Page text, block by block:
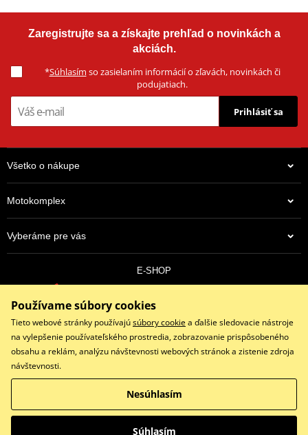
Zaregistrujte sa a získajte prehľad o novinkách a
akciách.
*Súhlasím so zasielaním informácií o zľavách, novinkách či
podujatiach.
Prihlásiť sa
Všetko o nákupe
Motokomplex
Vyberáme pre vás
E-SHOP
objednavky@eshopmotokomplex.sk
Po - Pia: 8:30-17:00 | Nedeľa: ZATVORENÉ
Facebook
Copyright © 2026 www.eshopmotokomplex.sk
Všetky práva vyhradené
Používame súbory cookies
Tieto webové stránky používajúsúbory cookiea ďalšie sledovacie nástroje
na vylepšenie používateľského prostredia, zobrazovanie prispôsobeného
obsahu a reklám, analýzu návštevnosti webových stránok a zistenie zdroja
návštevnosti.
Nesúhlasím
Súhlasím